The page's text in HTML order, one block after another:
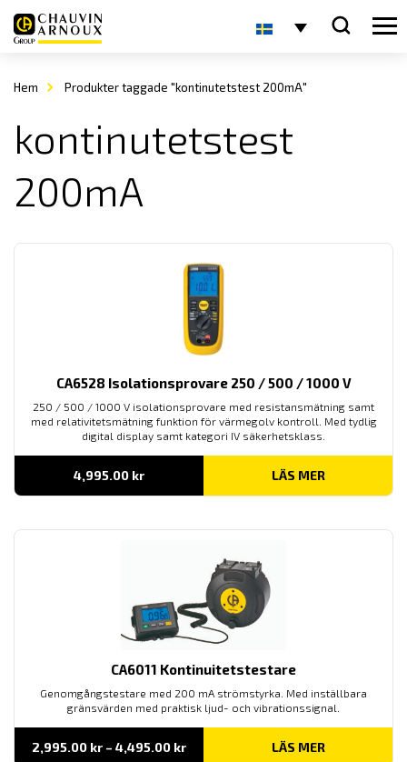
Hem Produkter taggade "kontinutetstest 200mA"
kontinutetstest
200mA
CA6528 Isolationsprovare 250 / 500 / 1000 V
250 / 500 / 1000 V isolationsprovare med resistansmätning samt
med relativitetsmätning funktion för värmegolv kontroll. Med tydlig
digital display samt kategori IV säkerhetsklass.
4,995.00 kr LÄS MER
CA6011 Kontinuitetstestare
Genomgångstestare med 200 mA strömstyrka. Med inställbara
gränsvärden med praktisk ljud- och vibrationssignal.
2,995.00 kr – 4,495.00 krPrisintervall:
LÄS MER